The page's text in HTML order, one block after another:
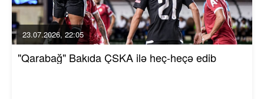
23.07.2026, 22:05
"Qarabağ" Bakıda ÇSKA ilə heç-heçə edib